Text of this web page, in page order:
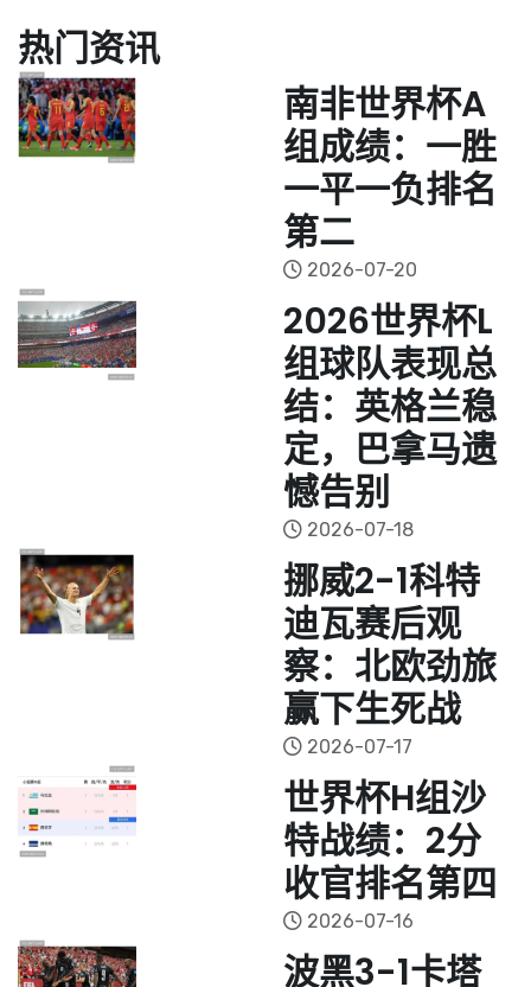
热门资讯
南非世界杯A
组成绩：一胜
一平一负排名
第二
2026-07-20
2026世界杯L
组球队表现总
结：英格兰稳
定，巴拿马遗
憾告别
2026-07-18
挪威2-1科特
迪瓦赛后观
察：北欧劲旅
赢下生死战
2026-07-17
世界杯H组沙
特战绩：2分
收官排名第四
2026-07-16
波黑3-1卡塔